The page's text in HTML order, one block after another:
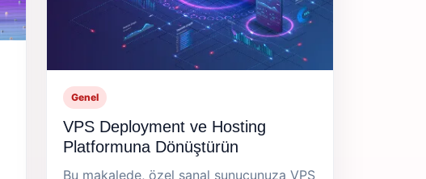
Genel
VPS Deployment ve Hosting
Platformuna Dönüştürün
Bu makalede, özel sanal sunucunuza VPS